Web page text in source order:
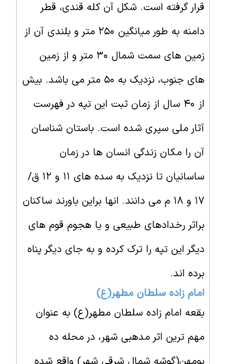
قرار گرفته است. شکل آن کله قندی، قطر
دامنه به طور میانگین ۲۵۰ متر و بلندی آن از
زمین های سمت شمال ۳۰ متر و از زمین
های جنوب، نزدیک به ۵۰ متر می باشد. بیش
از ۴۰ سال از زمان ثبت این تپه در فهرست
آثار ملی سپری شده است. باستان شناسان
آن را مکان زندگی انسان ها در زمان
ساسانیان تا نزدیک به سده های ۱۱ و ۱۲ ق/
۱۷ و ۱۸ م می دانند. انها براین باورند ساکنان
براثر رخدادهای طبیعی و یا هجوم قوم های
دیگر این تپه را ترک کرده و به جای دیگر پناه
برده اند.
امام زاده سلطان مطهر(ع)
بقعه امام زاده سلطان مطهر(ع) به عنوان
مهم ترین اثر مدهبی شهر، در محله ده